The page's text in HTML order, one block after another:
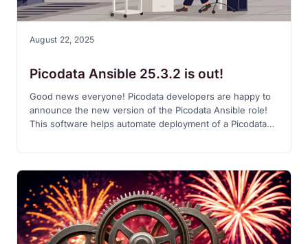
August 22, 2025
Picodata Ansible 25.3.2 is out!
Good news everyone! Picodata developers are happy to
announce the new version of the Picodata Ansible role!
This software helps automate deployment of a Picodata
all available features of our main product.